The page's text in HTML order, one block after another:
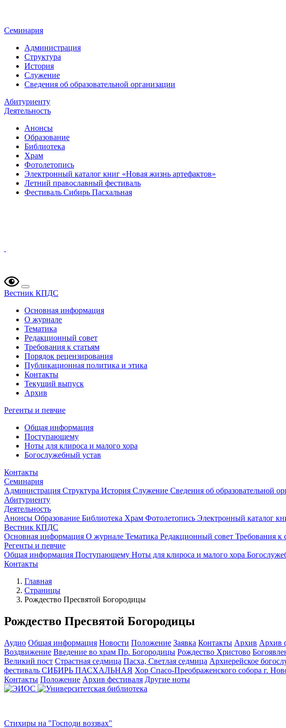
Семинария
Администрация
Структура
История
Служение
Сведения об образовательной организации
Абитуриенту
Деятельность
Анонсы
Образование
Библиотека
Храм
Фотолетопись
Электронный каталог книг «Новая жизнь артефактов»
Летний православный фестиваль
Фестиваль Сибирь Пасхальная
Вестник КПДС
Основная информация
О журнале
Тематика
Редакционный совет
Требования к статьям
Порядок рецензирования
Публикационная политика и этика
Контакты
Текущий выпуск
Архив
Регенты и певчие
Общая информация
Поступающему
Ноты для клироса и малого хора
Богослужебный устав
Контакты
Семинария
Администрация Структура История Служение Сведения об образовательной
Абитуриенту
Деятельность
Анонсы Образование Библиотека Храм Фотолетопись Электронный каталог
Вестник КПДС
Основная информация О журнале Тематика Редакционный совет Требования к
Регенты и певчие
Общая информация Поступающему Ноты для клироса и малого хора
Контакты
Главная
Страницы
Рождество Пресвятой Богородицы
Рождество Пресвятой Богородицы
Аудио Общая информация Новости Положение Заявка Контакты Архив Архив
Воздвижение Введение во храм Пр. Богородицы Рождество Христово
Великий пост Страстная седмица Пасха, Светлая седмица Архиерейское
фестиваль СИБИРЬ ПАСХАЛЬНАЯ Хор Спасо-Преображенского собора г.
Контакты Положение Архив фестиваля Другие ноты
Стихиры на "Господи воззвах"